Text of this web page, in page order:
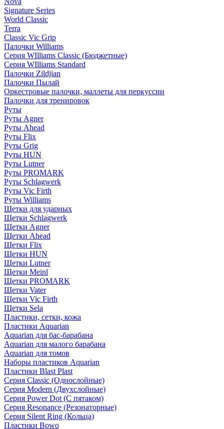
Signature Series
World Classic
Terra
Classic Vic Grip
Палочки Williams
Серия WIlliams Classic (Бюджетные)
Серия WIlliams Standard
Палочки Zildjian
Палочки Пылай
Оркестровые палочки, маллеты для перкуссии
Палочки для тренировок
Руты
Руты Agner
Руты Ahead
Руты Flix
Руты Grig
Руты HUN
Руты Lutner
Руты PROMARK
Руты Schlagwerk
Руты Vic Firth
Руты Williams
Щетки для ударных
Щетки Schlagwerk
Щетки Agner
Щетки Ahead
Щетки Flix
Щетки HUN
Щетки Lutner
Щетки Meinl
Щетки PROMARK
Щетки Vater
Щетки Vic Firth
Щетки Sela
Пластики, сетки, кожа
Пластики Aquarian
Aquarian для бас-барабана
Aquarian для малого барабана
Aquarian для томов
Наборы пластиков Aquarian
Пластики Blast Plast
Серия Classic (Однослойные)
Серия Modern (Двухслойные)
Серия Power Dot (С пятаком)
Серия Resonance (Резонаторные)
Серия Silent Ring (Кольца)
Пластики Bowo